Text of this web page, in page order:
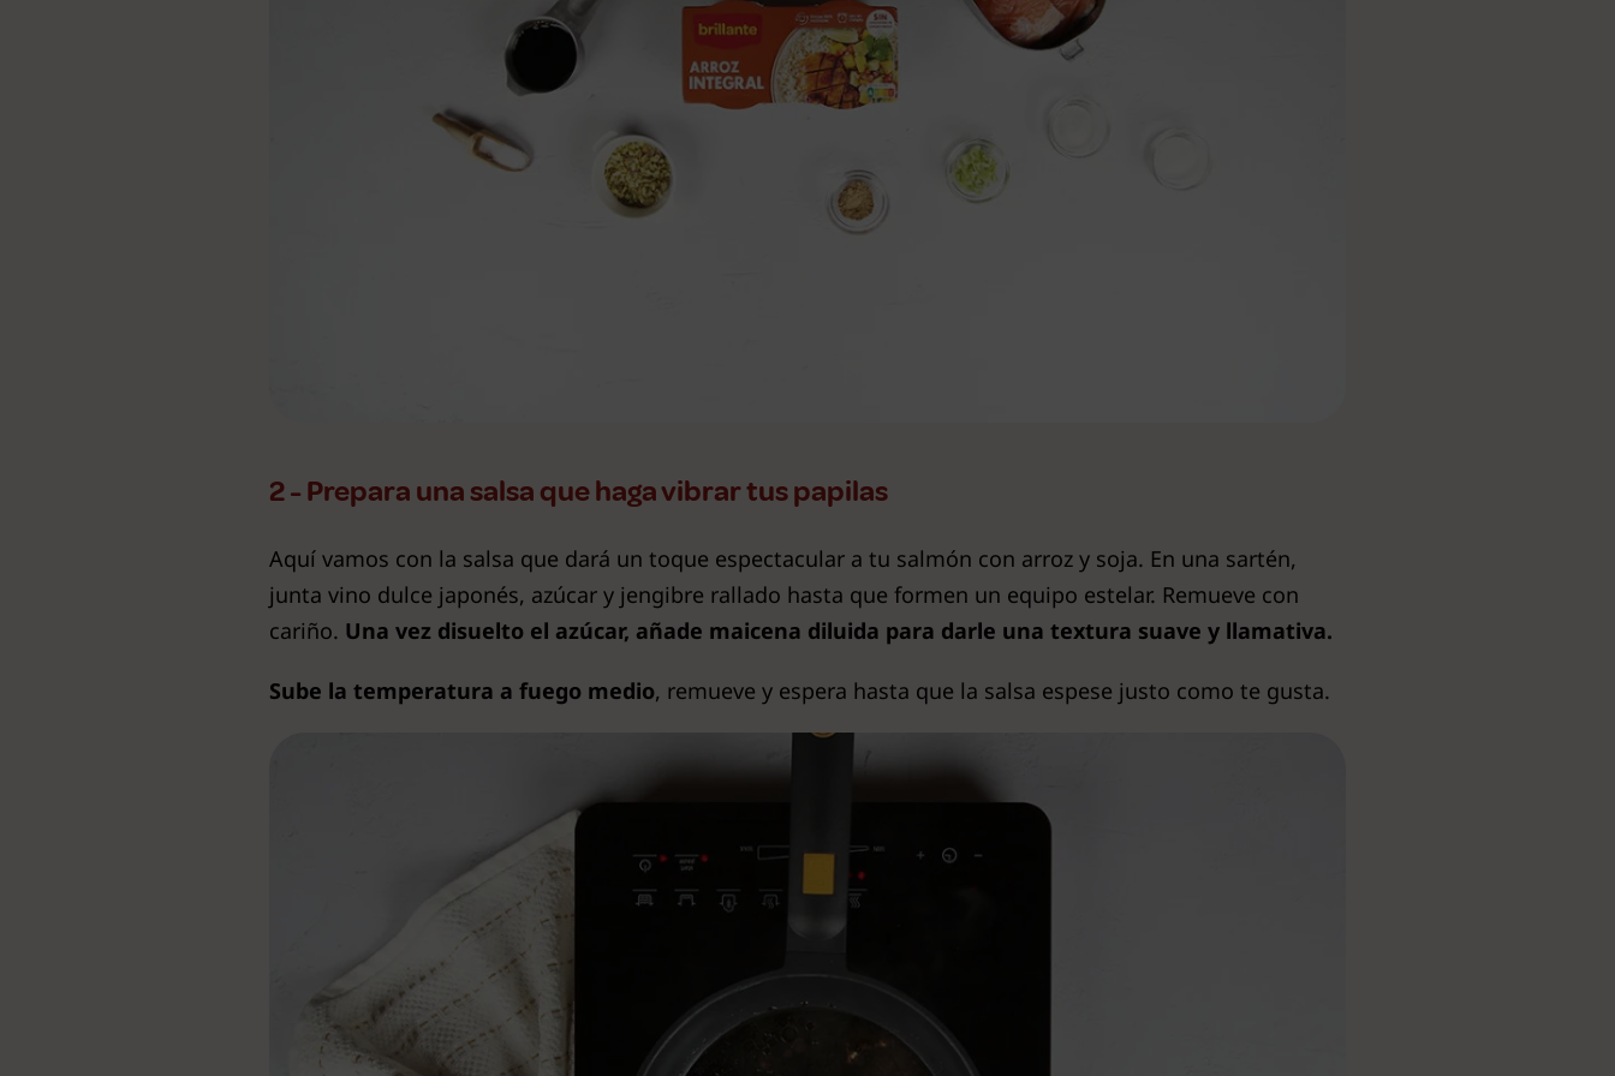
2 - Prepara una salsa que haga vibrar tus papilas
Aquí vamos con la salsa que dará un toque espectacular a tu salmón con arroz y soja. En una sartén,
junta vino dulce japonés, azúcar y jengibre rallado hasta que formen un equipo estelar. Remueve con
cariño. Una vez disuelto el azúcar, añade maicena diluida para darle una textura suave y llamativa.
Sube la temperatura a fuego medio, remueve y espera hasta que la salsa espese justo como te gusta.